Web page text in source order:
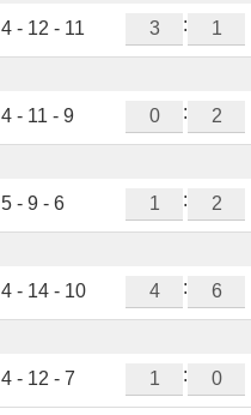
4 - 12 - 11 :
4 - 11 - 9 :
5 - 9 - 6 :
4 - 14 - 10 :
4 - 12 - 7 :